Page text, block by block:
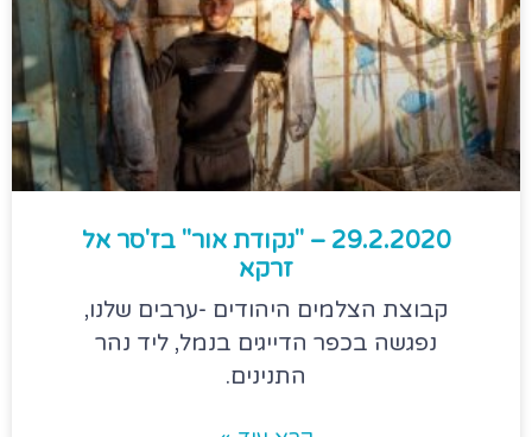
29.2.2020 – "נקודת אור" בז'סר אל
זרקא
קבוצת הצלמים היהודים -ערבים שלנו,
נפגשה בכפר הדייגים בנמל, ליד נהר
התנינים.